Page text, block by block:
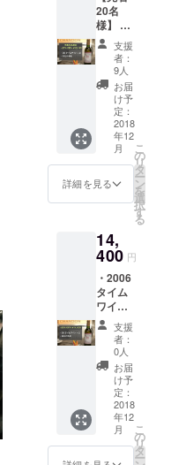
20名
様】 ・
2006 タ
イムワ
イン
（白）
× 2本 ・
ご支援
へのお
礼の手
CAMPF
IRE特別
価格
27%OF
規販売
予定価
格:18,0
00円 ※
送料込
み）
支援
者：
9人
お届
け予
定：
2018
年12
月
詳細を見る
こ
の
リ
タ
ー
ン
を
選
択
す
る
14,
400 円
・2006
タイム
ワイン
（白）
× 2本 ・
ご支援
へのお
礼の手
CAMPF
IRE限定
20%OF
F （正
規販売
支援
者：
0人
お届
け予
定：
2018
年12
月
こ
の
リ
タ
ー